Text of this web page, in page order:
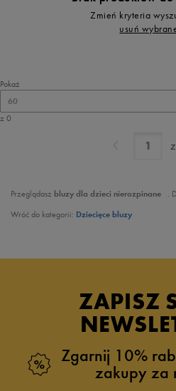
Zmień kryteria
usuń
Pokaż
60
z 0
z
Przeglądasz bluzy dla dzieci nierozpinane
.
Wróć do kategorii: Dziecięce bluzy
ZAPISZ
Zgarnij 10%
zakupy za